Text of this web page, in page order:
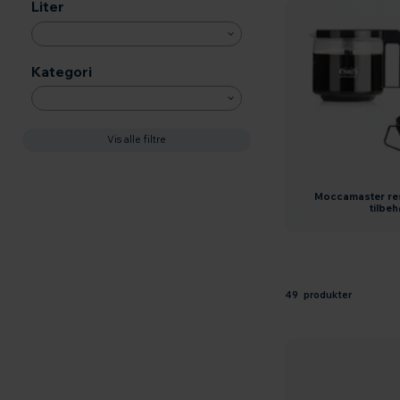
Liter
Kategori
Vis alle filtre
moccamaster reservedele og
49 produkter